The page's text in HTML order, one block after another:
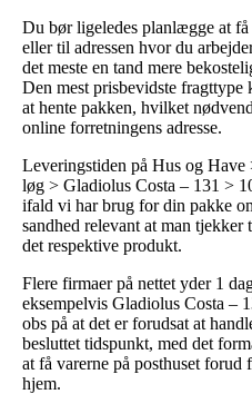
Du bør ligeledes planlægge at
eller til adressen hvor du
det meste en tand mere
Den mest prisbevidste
at hente pakken, hvilket
online forretningens adresse.
Leveringstiden på Hus og
løg > Gladiolus Costa – 131 >
ifald vi har brug for din pakke
sandhed relevant at man
det respektive produkt.
Flere firmaer på nettet yder 1
eksempelvis Gladiolus Costa –
obs på at det er forudsat at
besluttet tidspunkt, med det
at få varerne på posthuset forud
hjem.